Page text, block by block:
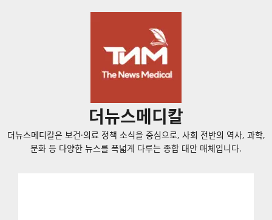
더뉴스메디칼
더뉴스메디칼은 보건·의료 정책 소식을 중심으로, 사회 전반의 역사, 과학,
문화 등 다양한 뉴스를 폭넓게 다루는 종합 대안 매체입니다.